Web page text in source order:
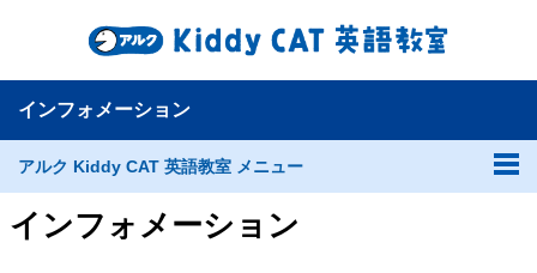
インフォメーション
アルク Kiddy CAT 英語教室 メニュー
インフォメーション